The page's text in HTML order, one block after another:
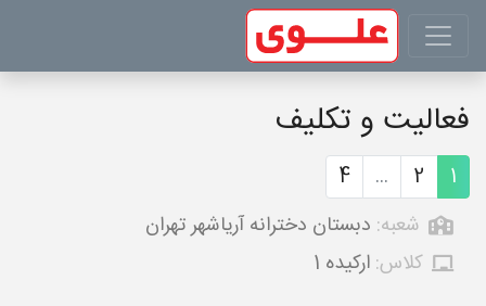
فعالیت و تکلیف
1
2
...
4
شعبه: دبستان دخترانه آریاشهر تهران
کلاس: ارکیده 1